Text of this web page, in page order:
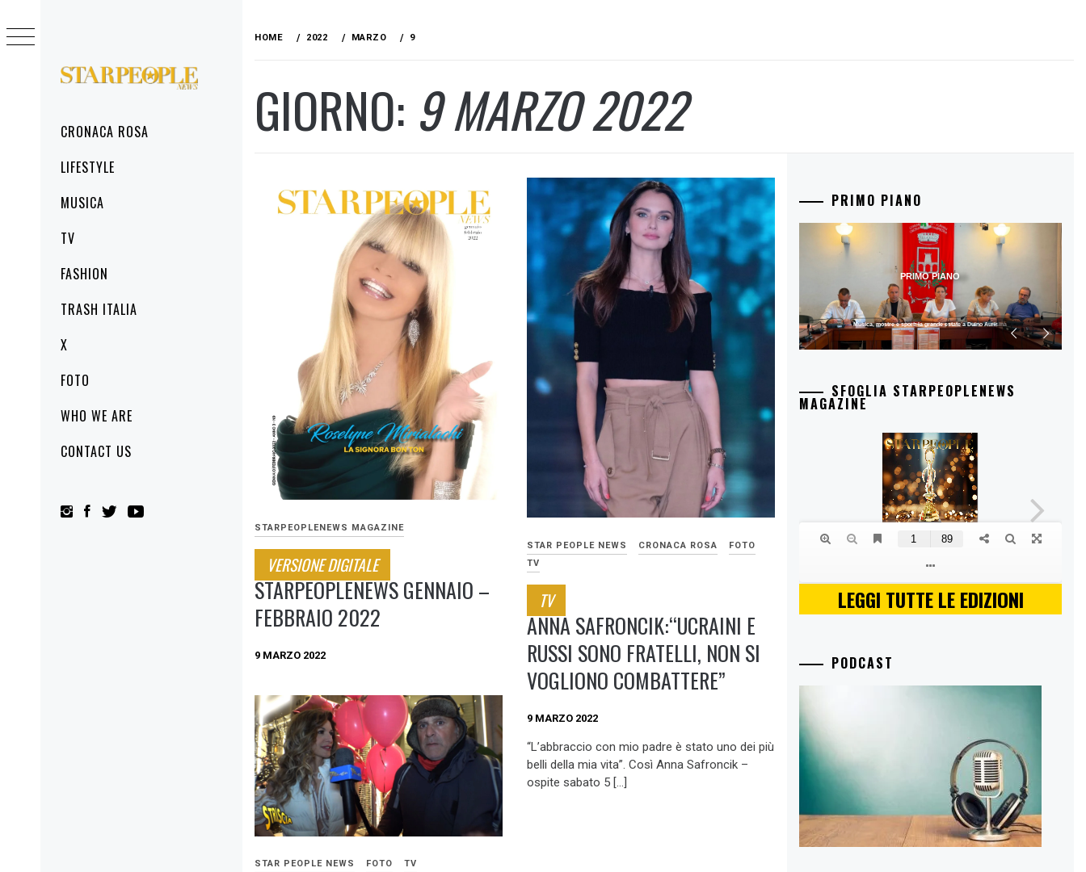
STARPEOPLENEWS
MenuCRONACA ROSA
LIFESTYLE
MUSICA
TV
FASHION
TRASH ITALIA
X
FOTO
WHO WE ARE
CONTACT US
to
content
HOME 2022 MARZO 9
GIORNO: 9 MARZO 2022
STARPEOPLENEWS MAGAZINE
VERSIONE DIGITALE
STARPEOPLENEWS GENNAIO –
FEBBRAIO 2022
9 MARZO 2022
STAR PEOPLE NEWS CRONACA ROSA
FOTO
TV
TV
ANNA SAFRONCIK:“UCRAINI E
RUSSI SONO FRATELLI, NON SI
VOGLIONO COMBATTERE”
9 MARZO 2022
“L’abbraccio con mio padre è stato uno dei più
belli della mia vita”. Così Anna Safroncik –
ospite sabato 5 […]
STAR PEOPLE NEWS FOTO TV
PRIMO PIANO
Musica, mostre e sport: la grande estate a Duino Aurisina
PRIMO PIANO
SFOGLIA STARPEOPLENEWS
MAGAZINE
LEGGI TUTTE LE EDIZIONI
PODCAST